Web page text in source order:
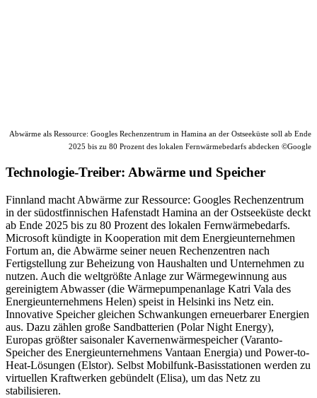
Abwärme als Ressource: Googles Rechenzentrum in Hamina an der Ostseeküste soll ab Ende
2025 bis zu 80 Prozent des lokalen Fernwärmebedarfs abdecken ©Google
Technologie-Treiber: Abwärme und Speicher
Finnland macht Abwärme zur Ressource: Googles Rechenzentrum
in der südostfinnischen Hafenstadt Hamina an der Ostseeküste deckt
ab Ende 2025 bis zu 80 Prozent des lokalen Fernwärmebedarfs.
Microsoft kündigte in Kooperation mit dem Energieunternehmen
Fortum an, die Abwärme seiner neuen Rechenzentren nach
Fertigstellung zur Beheizung von Haushalten und Unternehmen zu
nutzen. Auch die weltgrößte Anlage zur Wärmegewinnung aus
gereinigtem Abwasser (die Wärmepumpenanlage Katri Vala des
Energieunternehmens Helen) speist in Helsinki ins Netz ein.
Innovative Speicher gleichen Schwankungen erneuerbarer Energien
aus. Dazu zählen große Sandbatterien (Polar Night Energy),
Europas größter saisonaler Kavernenwärmespeicher (Varanto-
Speicher des Energieunternehmens Vantaan Energia) und Power-to-
Heat-Lösungen (Elstor). Selbst Mobilfunk-Basisstationen werden zu
virtuellen Kraftwerken gebündelt (Elisa), um das Netz zu
stabilisieren.